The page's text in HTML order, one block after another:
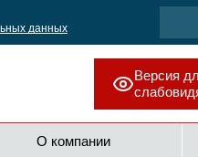
данных
Версия
О компании